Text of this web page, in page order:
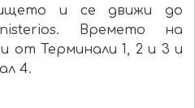
и се движи до
Времето на
от Терминали 1, 2 и 3 и
4.